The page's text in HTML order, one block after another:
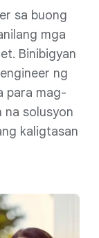
sa buong
mga
Binibigyan
ng
para mag-
solusyon
kaligtasan